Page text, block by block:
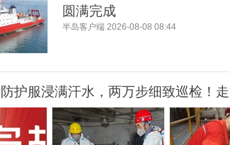
圆满完成
半岛客户端 2026-08-08 08:44
护服浸满汗水，两万步细致巡检！